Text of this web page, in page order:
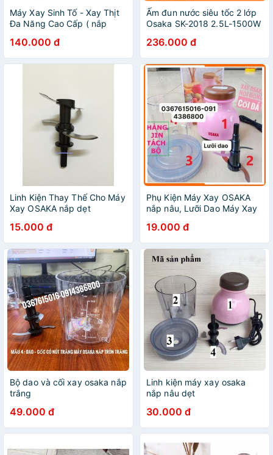
Máy Xay Sinh Tố - Xay Thịt
Đa Năng Cao Cấp ( nắp
140.000 đ
Ấm đun nước siêu tốc 2 lớp
Osaka SK-2018 2.5L-1500W
đại.
236.000 đ
Linh Kiện Thay Thế Cho Máy
Xay OSAKA nắp dẹt
15.000 đ
Phụ Kiện Máy Xay OSAKA
nắp nâu, Lưỡi Dao Máy Xay
cối, zoăng + nắp- Chuẩn jin
tách từ bộ
19.000 đ
Bộ dao và cối xay osaka nắp
trắng
49.000 đ
Linh kiện máy xay osaka
nắp nâu dẹt
30.000 đ